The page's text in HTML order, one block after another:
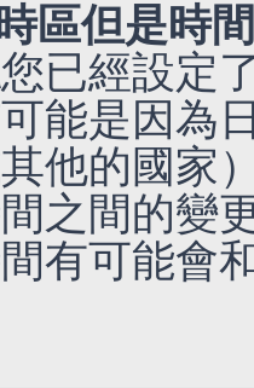
區但是時
已經設定
能是因為
他的國家
之間的變
有可能會